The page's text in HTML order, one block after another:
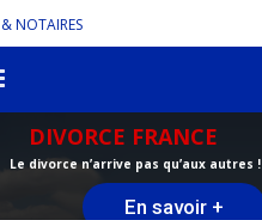
NOTAIRES
DIVORCE FRANCE
Le divorce n’arrive pas qu’aux autres !
En savoir +